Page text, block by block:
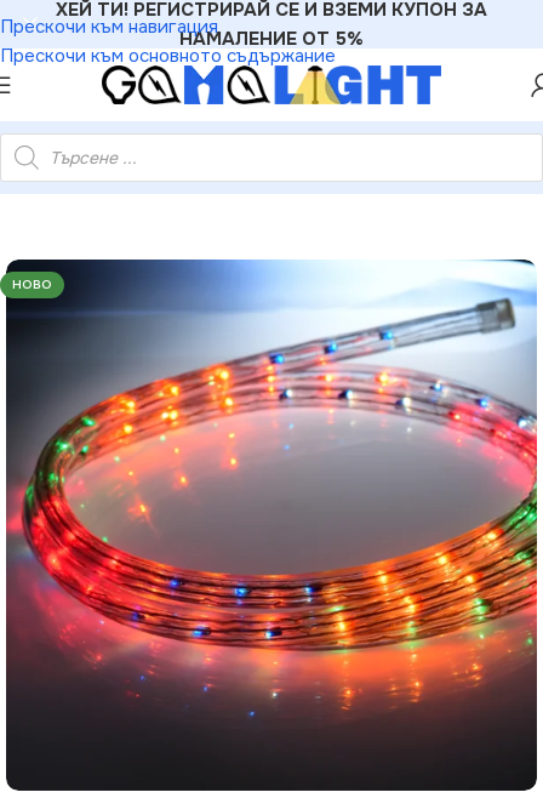
Прескочи към навигация
Прескочи към основното съдържание
ХЕЙ ТИ! РЕГИСТРИРАЙ СЕ И ВЗЕМИ КУПОН ЗА
НАМАЛЕНИЕ ОТ 5%
– ролка 50м 36 LEDм рязане през 2м IP44 + аксесоари
НОВО